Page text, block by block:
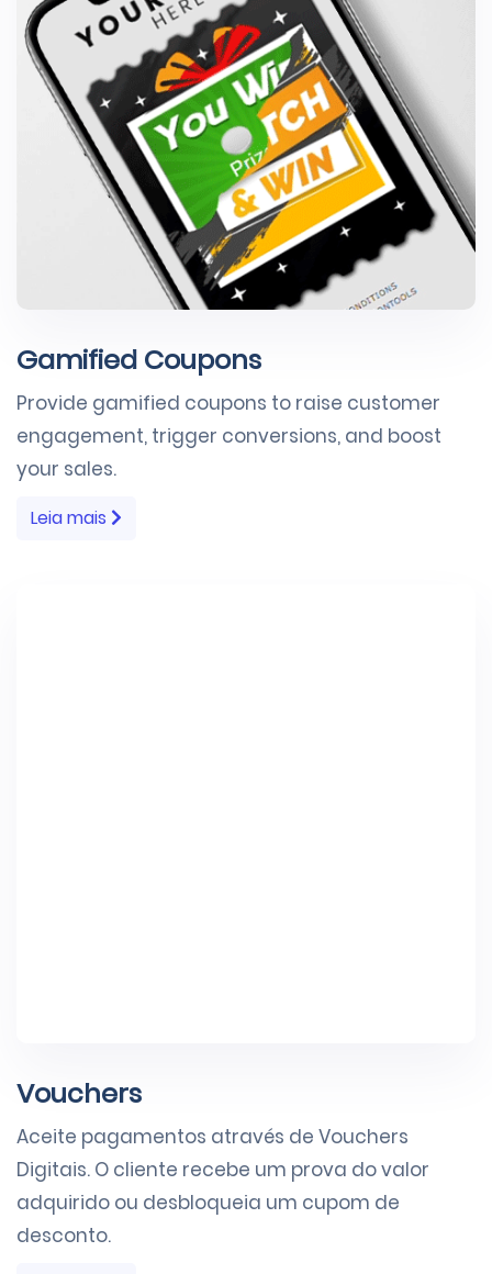
Gamified Coupons
Provide gamified coupons to raise customer
engagement, trigger conversions, and boost
your sales.
Leia mais
Vouchers
Aceite pagamentos através de Vouchers
Digitais. O cliente recebe um prova do valor
adquirido ou desbloqueia um cupom de
desconto.